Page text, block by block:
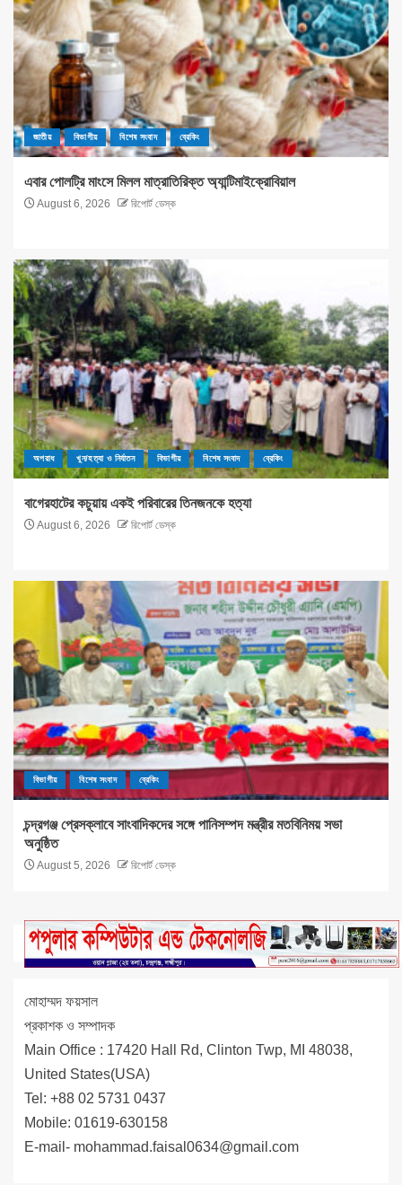
জাতীয় বিভাগীয় বিশেষ সংবাদ ব্রেকিং
এবার পোলট্রি মাংসে মিলল মাত্রাতিরিক্ত অ্যান্টিমাইক্রোবিয়াল
August 6, 2026 রিপোর্ট ডেস্ক
অপরাধ খুন/হত্যা ও নির্যাতন বিভাগীয় বিশেষ সংবাদ ব্রেকিং
বাগেরহাটের কচুয়ায় একই পরিবারের তিনজনকে হত্যা
August 6, 2026 রিপোর্ট ডেস্ক
বিভাগীয় বিশেষ সংবাদ ব্রেকিং
চন্দ্রগঞ্জ প্রেসক্লাবে সাংবাদিকদের সঙ্গে পানিসম্পদ মন্ত্রীর মতবিনিময় সভা
অনুষ্ঠিত
August 5, 2026 রিপোর্ট ডেস্ক
মোহাম্মদ ফয়সাল
প্রকাশক ও সম্পাদক
Main Office : 17420 Hall Rd, Clinton Twp, MI 48038,
United States(USA)
Tel: +88 02 5731 0437
Mobile: 01619-630158
E-mail- mohammad.faisal0634@gmail.com